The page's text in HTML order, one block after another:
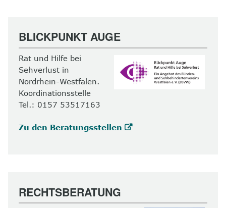
BLICKPUNKT AUGE
Rat und Hilfe bei
Sehverlust in
Nordrhein-Westfalen.
Koordinationsstelle
Tel.: 0157 53517163
Zu den Beratungsstellen
RECHTSBERATUNG